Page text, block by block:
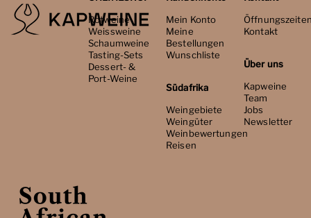
Rotweine
Weissweine
Schaumweine
Tasting-Sets
Dessert- &
Port-Weine
Mein Konto
Meine
Bestellungen
Wunschliste
Südafrika
Weingebiete
Weingüter
Weinbewertungen
Reisen
Kontakt
Über uns
Kapweine
Team
Jobs
Newsletter